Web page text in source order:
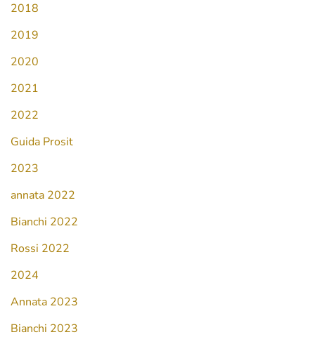
2018
2019
2020
2021
2022
Guida Prosit
2023
annata 2022
Bianchi 2022
Rossi 2022
2024
Annata 2023
Bianchi 2023